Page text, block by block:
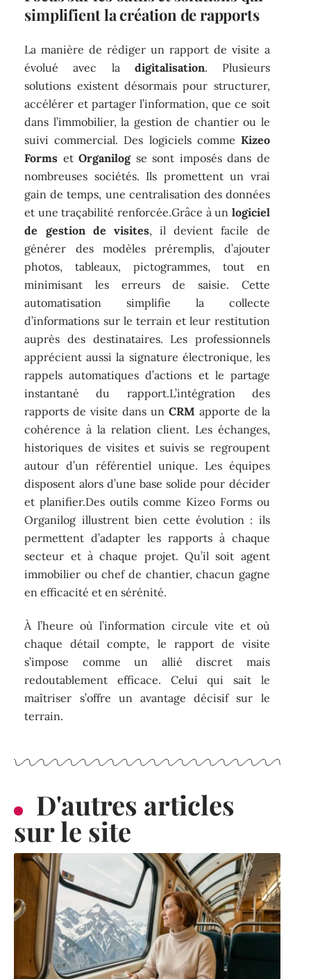
simplifient la création de rapports
La manière de rédiger un rapport de visite a
évolué avec la digitalisation. Plusieurs
solutions existent désormais pour structurer,
accélérer et partager l’information, que ce soit
dans l’immobilier, la gestion de chantier ou le
suivi commercial. Des logiciels comme Kizeo
Forms etOrganilogse sont imposés dans de
nombreuses sociétés. Ils promettent un vrai
gain de temps, une centralisation des données
et une traçabilité renforcée.Grâce à un logiciel
de gestion de visites, il devient facile de
générer des modèles préremplis, d’ajouter
photos, tableaux, pictogrammes, tout en
minimisant les erreurs de saisie. Cette
automatisation simplifie la collecte
d’informations sur le terrain et leur restitution
auprès des destinataires. Les professionnels
apprécient aussi la signature électronique, les
rappels automatiques d’actions et le partage
instantané du rapport.L’intégration des
rapports de visite dans un CRM apporte de la
cohérence à la relation client. Les échanges,
historiques de visites et suivis se regroupent
autour d’un référentiel unique. Les équipes
disposent alors d’une base solide pour décider
et planifier.Des outils comme Kizeo Forms ou
Organilog illustrent bien cette évolution : ils
permettent d’adapter les rapports à chaque
secteur et à chaque projet. Qu’il soit agent
immobilier ou chef de chantier, chacun gagne
en efficacité et en sérénité.
À l’heure où l’information circule vite et où
chaque détail compte, le rapport de visite
s’impose comme un allié discret mais
redoutablement efficace. Celui qui sait le
maîtriser s’offre un avantage décisif sur le
terrain.
D'autres articles
sur le site